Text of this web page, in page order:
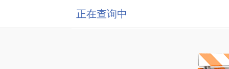
正在查询中